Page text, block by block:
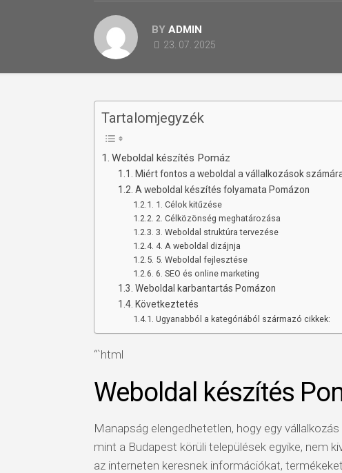
BY ADMIN
23. 07. 2025
Tartalomjegyzék
Weboldal készítés Pomáz
Miért fontos a weboldal a vállalkozások
A weboldal készítés folyamata Pomázon
1. Célok kitűzése
2. Célközönség meghatározása
3. Weboldal struktúra tervezése
4. A weboldal dizájnja
5. Weboldal fejlesztése
6. SEO és online marketing
Weboldal karbantartás Pomázon
Következtetés
Ugyanabból a kategóriából származó cikkek:
“`html
Weboldal készítés
Manapság elengedhetetlen, hogy egy
mint a Budapest körüli települések egyike, nem
az interneten keresnek információkat,